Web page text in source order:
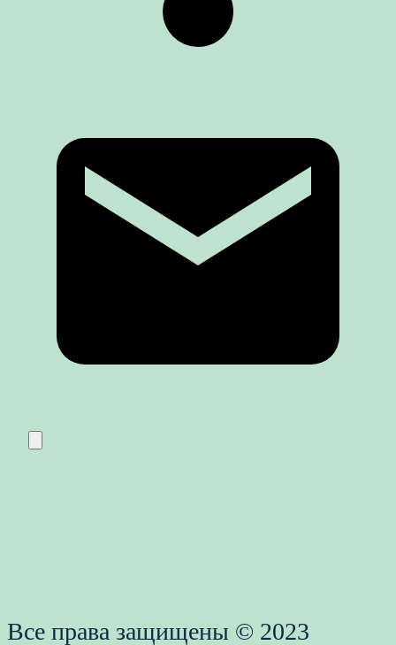
Все права защищены © 2023